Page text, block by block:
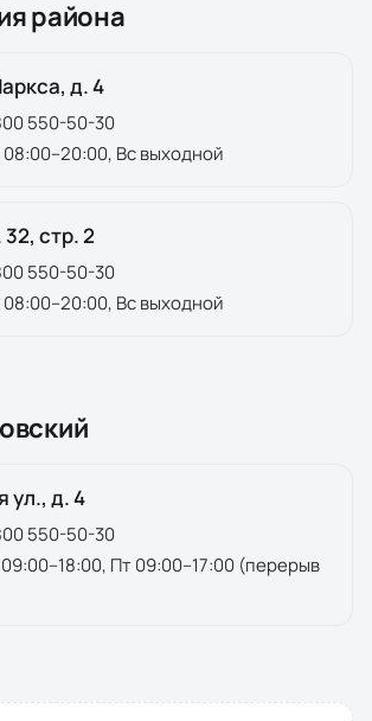
района
д. 4
550-50-30
Вс выходной
стр. 2
550-50-30
Вс выходной
ул., д. 4
550-50-30
Пт 09:00–17:00 (перерыв